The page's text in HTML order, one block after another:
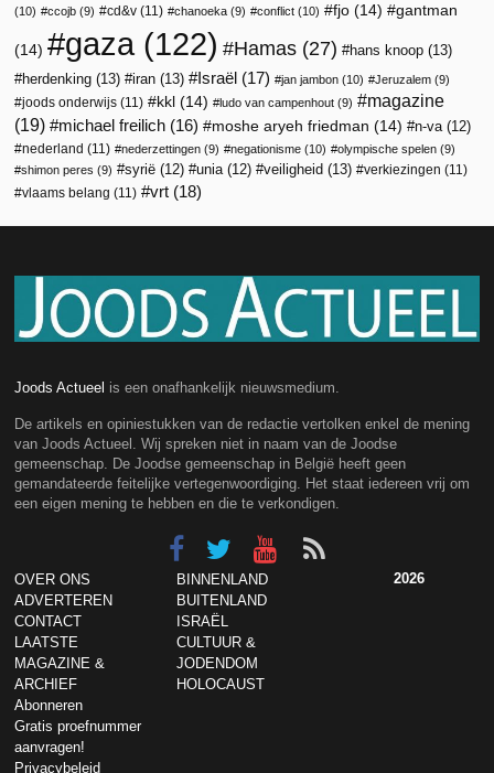
(10)
ccojb (9) cd&v (11) chanoeka (9) conflict (10) fjo (14) gantman
(14) gaza (122) Hamas (27) hans knoop (13)
herdenking (13) iran (13) Israël (17) jan jambon (10) Jeruzalem (9)
joods onderwijs (11) kkl (14) ludo van campenhout (9)
magazine
(19)
michael freilich (16) moshe aryeh friedman (14) n-va (12)
nederland (11) nederzettingen (9) negationisme (10) olympische spelen (9)
shimon peres (9) syrië (12) unia (12) veiligheid (13) verkiezingen (11)
vlaams belang (11) vrt (18)
Joods Actueel is een onafhankelijk nieuwsmedium.
De artikels en opiniestukken van de redactie vertolken enkel de mening
van Joods Actueel. Wij spreken niet in naam van de Joodse
gemeenschap. De Joodse gemeenschap in België heeft geen
gemandateerde feitelijke vertegenwoordiging. Het staat iedereen vrij om
een eigen mening te hebben en die te verkondigen.
OVER ONS
ADVERTEREN
CONTACT
LAATSTE
MAGAZINE &
ARCHIEF
Abonneren
Gratis proefnummer
aanvragen!
Privacybeleid
BINNENLAND
BUITENLAND
ISRAËL
CULTUUR &
JODENDOM
HOLOCAUST
2026